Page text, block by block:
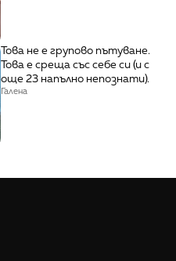
Това не е групово пътуване.
Това е среща със себе си (и с
още 23 напълно непознати).
Галена